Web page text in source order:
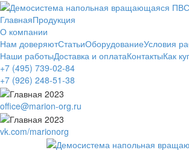
ГлавнаяПродукция
О компании
Нам доверяютСтатьиОборудованиеУсловия
Наши работыДоставка и оплатаКонтактыКак
+7 (495) 739-02-84
+7 (926) 248-51-38
office@marion-org.ru
vk.com/marionorg